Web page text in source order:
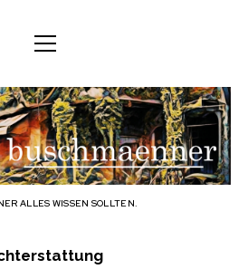
DEUTSCH
ü
ö
f
f
n
e
n
DEUTSCH
ENGLISH
KÖRPER
GEIST
FAMILIE
BERUF
M
e
ö
f
f
n
e
n
ALLES WISSEN SOLLTEN.